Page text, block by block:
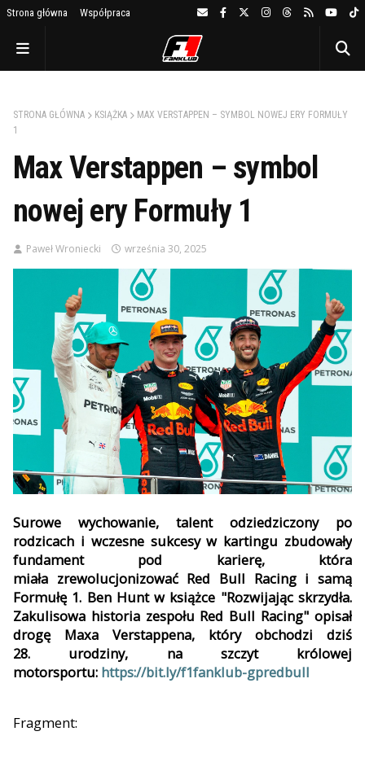
Strona główna Współpraca
STRONA GŁÓWNA KSIĄŻKA
MAX VERSTAPPEN – SYMBOL NOWEJ ERY FORMUŁY
1
Max Verstappen – symbol
nowej ery Formuły 1
Paweł Wroniecki września 30, 2025
Surowe wychowanie, talent odziedziczony po
rodzicach i wczesne sukcesy w kartingu zbudowały
fundament pod karierę, która
miała zrewolucjonizować Red Bull Racing i samą
Formułę 1. Ben Hunt w książce "Rozwijając skrzydła.
Zakulisowa historia zespołu Red Bull Racing" opisał
drogę Maxa Verstappena, który obchodzi dziś
28. urodziny, na szczyt królowej
motorsportu: https://bit.ly/f1fanklub-gpredbull
Fragment: